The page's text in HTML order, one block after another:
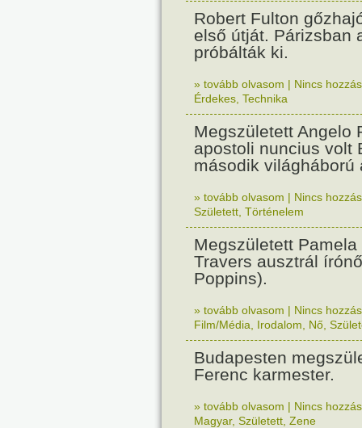
Robert Fulton
első útját. Párizsban
próbálták ki.
» tovább olvasom | Nincs
Érdekes Technika
Megszületett Angelo
apostoli nuncius volt
második világháború
» tovább olvasom | Nincs
Született Történelem
Megszületett Pamela
Travers ausztrál
Poppins).
» tovább olvasom | Nincs
Film/Média
Irodalom Nő
Budapesten
Ferenc karmester.
» tovább olvasom | Nincs
Magyar, Született Zene